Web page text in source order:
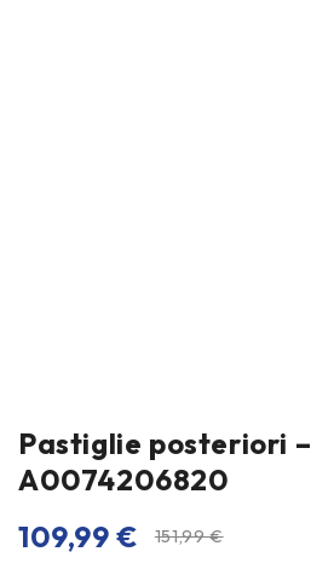
Pastiglie posteriori –
A0074206820
151,99€
109,99€